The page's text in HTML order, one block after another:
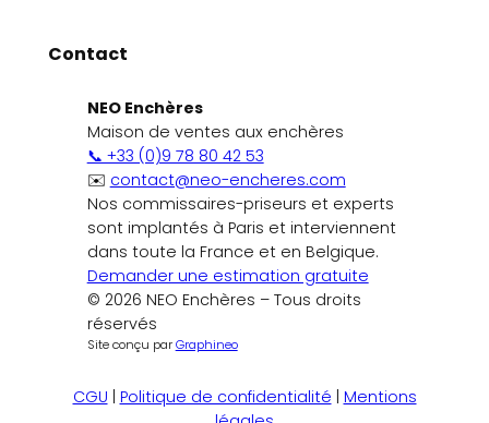
Contact
NEO Enchères
Maison de ventes aux enchères
📞 +33 (0)9 78 80 42 53
✉️ contact@neo-encheres.com
Nos commissaires-priseurs et experts
sont implantés à Paris et interviennent
dans toute la France et en Belgique.
Demander une estimation gratuite
© 2026 NEO Enchères – Tous droits
réservés
Site conçu parGraphineo
CGU | Politique de confidentialité | Mentions